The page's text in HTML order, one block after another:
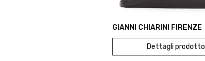
GIANNI CHIARINI FIRENZE
Dettagli prodotto